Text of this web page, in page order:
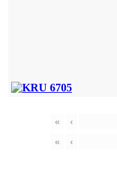
« ‹
«
‹